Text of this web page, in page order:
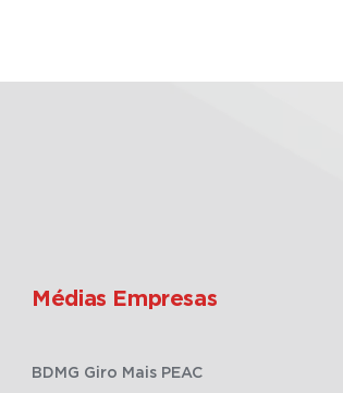
Médias Empresas
BDMG Giro Mais PEAC